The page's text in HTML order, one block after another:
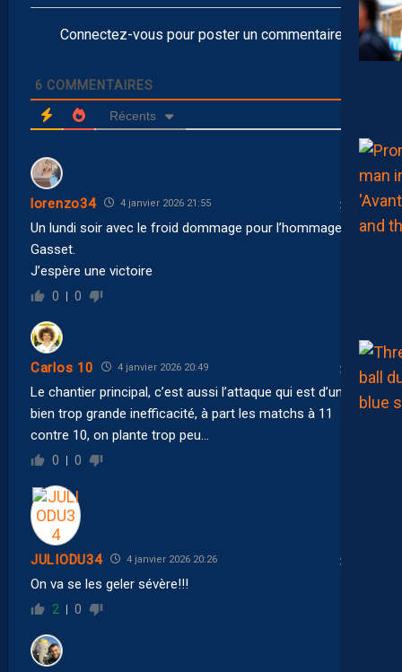
Connectez-vous pour poster un commentaire
6 COMMENTAIRES
Récents
lorenzo34 4 janvier 2026 21:55
Un lundi soir avec le froid dommage pour l’hommage a JL
Gasset.
J’espère une victoire
0 0
Carlos 10 4 janvier 2026 20:49
Le chantier principal, c’est aussi l’attaque qui est d’une
bien trop grande inefficacité, à part les matchs à 11
contre 10, on plante trop peu…
0 0
JULIODU34 4 janvier 2026 20:26
On va se les geler sévère!!!
2 0